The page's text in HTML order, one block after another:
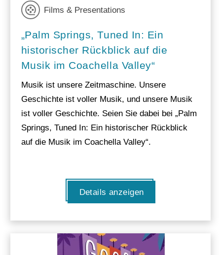
Films & Presentations
„Palm Springs, Tuned In: Ein
historischer Rückblick auf die
Musik im Coachella Valley“
Musik ist unsere Zeitmaschine. Unsere
Geschichte ist voller Musik, und unsere Musik
ist voller Geschichte. Seien Sie dabei bei „Palm
Springs, Tuned In: Ein historischer Rückblick
auf die Musik im Coachella Valley“.
Details anzeigen